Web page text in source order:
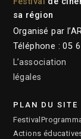
sa région
Organisé par
Téléphone : 05
L’association
légales
PLAN DU SITE
Festival
Actions